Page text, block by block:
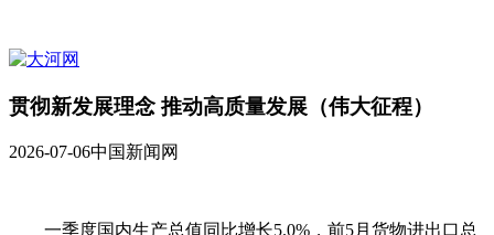
贯彻新发展理念 推动高质量发展（伟大征程）
2026-07-06中国新闻网
一季度国内生产总值同比增长5.0%，前5月货物进出口总